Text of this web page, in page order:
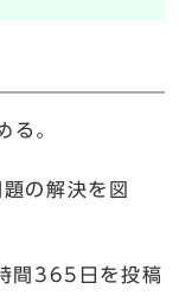
る。
の解決を図
間365日を投稿